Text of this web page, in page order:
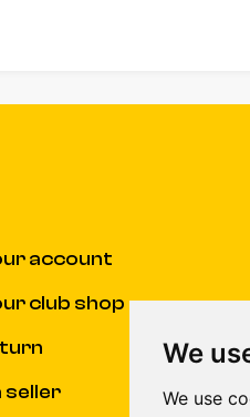
We
We use
account
club shop
seller